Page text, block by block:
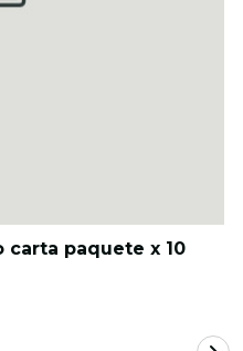
carta paquete x 10